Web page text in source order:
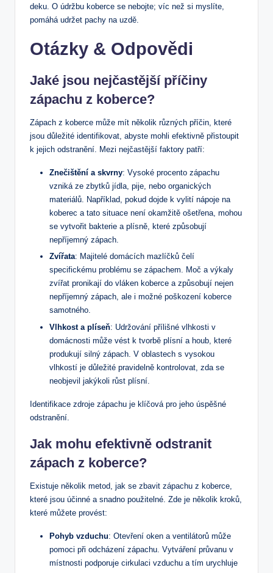
deku. O údržbu koberce se nebojte; víc než si myslíte,
pomáhá udržet pachy na uzdě.
Otázky & Odpovědi
Jaké jsou nejčastější příčiny
zápachu z koberce?
Zápach z koberce může mít několik různých příčin, které
jsou důležité identifikovat, abyste mohli efektivně přistoupit
k jejich odstranění. Mezi nejčastější faktory patří:
Znečištění a skvrny: Vysoké procento zápachu
vzniká ze zbytků jídla, pije, nebo organických
materiálů. Například, pokud dojde k vylití nápoje na
koberec a tato situace není okamžitě ošetřena, mohou
se vytvořit bakterie a plísně, které způsobují
nepříjemný zápach.
Zvířata: Majitelé domácích mazlíčků čelí
specifickému problému se zápachem. Moč a výkaly
zvířat pronikají do vláken koberce a způsobují nejen
nepříjemný zápach, ale i možné poškození koberce
samotného.
Vlhkost a plíseň: Udržování přílišné vlhkosti v
domácnosti může vést k tvorbě plísní a houb, které
produkují silný zápach. V oblastech s vysokou
vlhkostí je důležité pravidelně kontrolovat, zda se
neobjevil jakýkoli růst plísní.
Identifikace zdroje zápachu je klíčová pro jeho úspěšné
odstranění.
Jak mohu efektivně odstranit
zápach z koberce?
Existuje několik metod, jak se zbavit zápachu z koberce,
které jsou účinné a snadno použitelné. Zde je několik kroků,
které můžete provést:
Pohyb vzduchu: Otevření oken a ventilátorů může
pomoci při odcházení zápachu. Vytváření průvanu v
místnosti podporuje cirkulaci vzduchu a tím urychluje